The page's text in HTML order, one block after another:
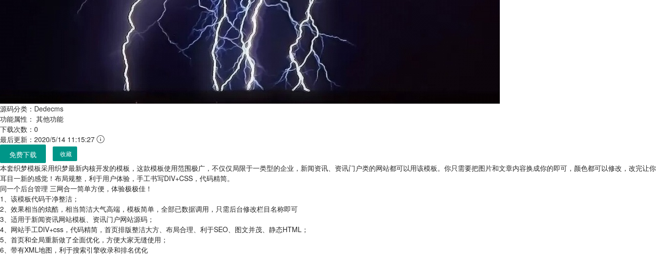
源码分类： Dedecms
功能属性： 其他功能
下载次数：0
最后更新：2020/5/14 11:15:27
免费下载
收藏
本套织梦模板采用织梦最新内核开发的模板，这款模板使用范围极广，不仅仅局限于一类型的企业，新闻资讯、资讯门户类的网站都可以用该模板。你只需要把图片和文章内容换成你的即可，颜色都可以修改，改完让你
耳目一新的感觉！布局规整，利于用户体验，手工书写DIV+CSS，代码精简。
同一个后台管理 三网合一简单方便，体验极极佳！
1、该模板代码干净整洁；
2、效果相当的炫酷，相当简洁大气高端，模板简单，全部已数据调用，只需后台修改栏目名称即可
3、适用于新闻资讯网站模板、资讯门户网站源码；
4、网站手工DIV+css，代码精简，首页排版整洁大方、布局合理、利于SEO、图文并茂、静态HTML；
5、首页和全局重新做了全面优化，方便大家无缝使用；
6、带有XML地图，利于搜索引擎收录和排名优化